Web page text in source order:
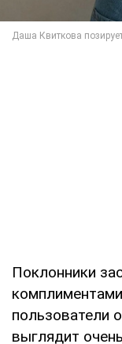
Поклонники
пользователи
выглядит